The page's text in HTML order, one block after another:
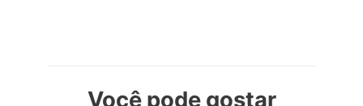
Você pode gostar